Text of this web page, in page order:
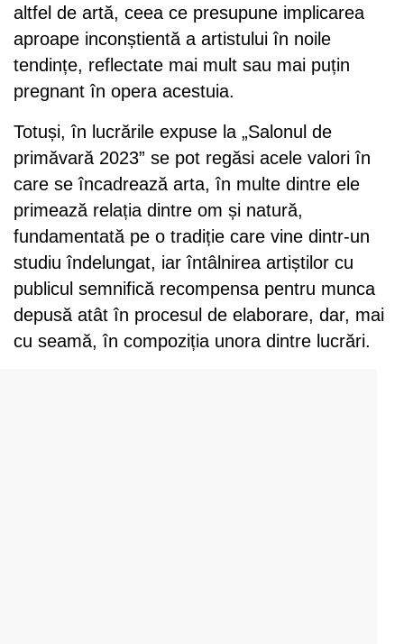
altfel de artă, ceea ce presupune implicarea
aproape inconștientă a artistului în noile
tendințe, reflectate mai mult sau mai puțin
pregnant în opera acestuia.
Totuși, în lucrările expuse la „Salonul de
primăvară 2023” se pot regăsi acele valori în
care se încadrează arta, în multe dintre ele
primează relația dintre om și natură,
fundamentată pe o tradiție care vine dintr-un
studiu îndelungat, iar întâlnirea artiștilor cu
publicul semnifică recompensa pentru munca
depusă atât în procesul de elaborare, dar, mai
cu seamă, în compoziția unora dintre lucrări.